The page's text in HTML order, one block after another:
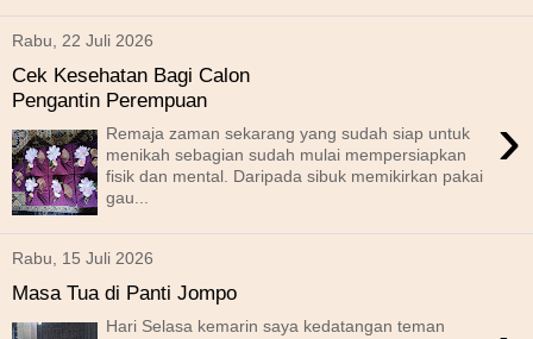
Rabu, 22 Juli 2026
Cek Kesehatan Bagi Calon
Pengantin Perempuan
›
Remaja zaman sekarang yang sudah siap untuk
menikah sebagian sudah mulai mempersiapkan
fisik dan mental. Daripada sibuk memikirkan pakai
gau...
Rabu, 15 Juli 2026
Masa Tua di Panti Jompo
Hari Selasa kemarin saya kedatangan teman